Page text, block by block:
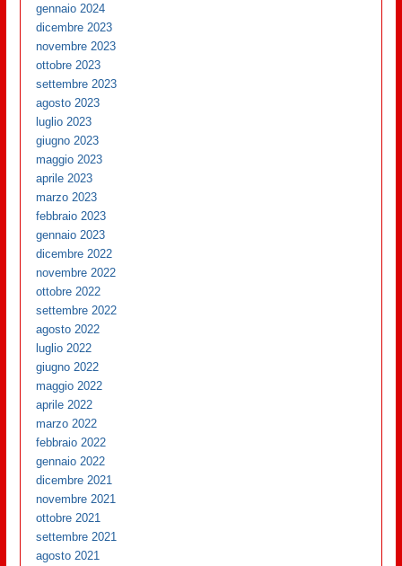
gennaio 2024
dicembre 2023
novembre 2023
ottobre 2023
settembre 2023
agosto 2023
luglio 2023
giugno 2023
maggio 2023
aprile 2023
marzo 2023
febbraio 2023
gennaio 2023
dicembre 2022
novembre 2022
ottobre 2022
settembre 2022
agosto 2022
luglio 2022
giugno 2022
maggio 2022
aprile 2022
marzo 2022
febbraio 2022
gennaio 2022
dicembre 2021
novembre 2021
ottobre 2021
settembre 2021
agosto 2021